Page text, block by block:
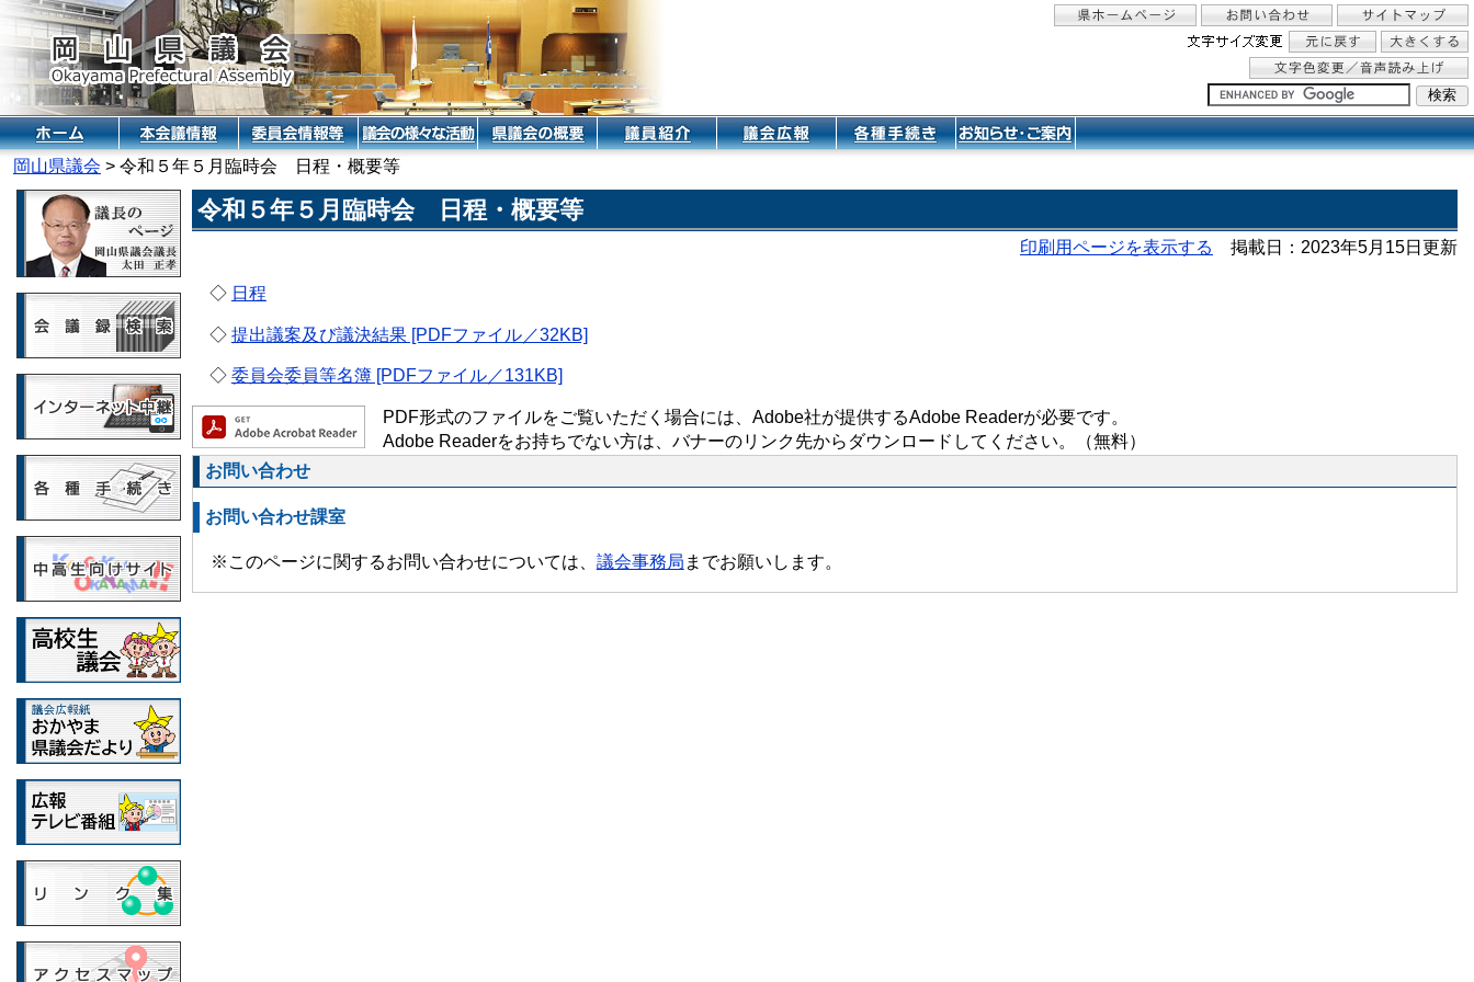
岡山県議会 > 令和５年５月臨時会 日程・概要等
令和５年５月臨時会 日程・概要等
印刷用ページを表示する 掲載日：2023年5月15日更新
◇ 日程
◇ 提出議案及び議決結果 [PDFファイル／32KB]
◇ 委員会委員等名簿 [PDFファイル／131KB]
PDF形式のファイルをご覧いただく場合には、Adobe社が提供するAdobe Readerが必要です。
Adobe Readerをお持ちでない方は、バナーのリンク先からダウンロードしてください。（無料）
お問い合わせ
お問い合わせ課室
※このページに関するお問い合わせについては、 議会事務局 までお願いします。